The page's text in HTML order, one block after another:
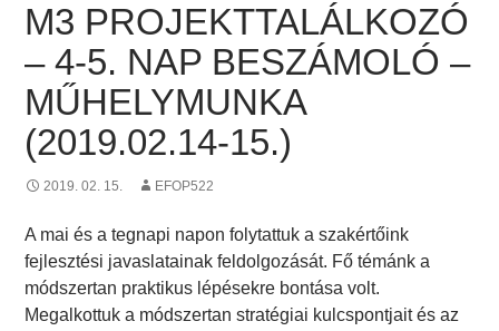
M3 PROJEKTTALÁLKOZÓ
– 4-5. NAP BESZÁMOLÓ –
MŰHELYMUNKA
(2019.02.14-15.)
2019. 02. 15. EFOP522
A mai és a tegnapi napon folytattuk a szakértőink
fejlesztési javaslatainak feldolgozását. Fő témánk a
módszertan praktikus lépésekre bontása volt.
Megalkottuk a módszertan stratégiai kulcspontjait és az